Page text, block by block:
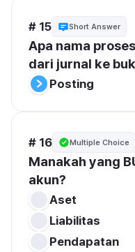
# 15 Short Answer
Apa nama
dari jurnal ke
Posting
# 16 Multiple Choice
Manakah yang
akun?
Aset
Liabilitas
Pendapatan